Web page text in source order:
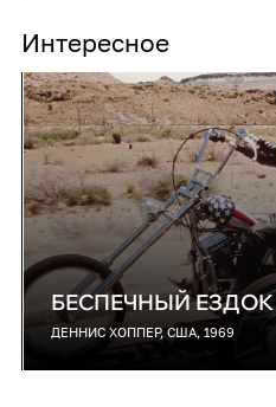
Интересное
БЕСПЕЧНЫЙ ЕЗДОК
ДЕННИС ХОППЕР, США, 1969